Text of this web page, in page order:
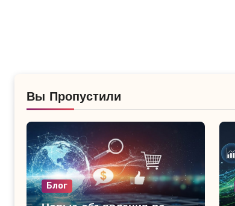
Вы Пропустили
Блог